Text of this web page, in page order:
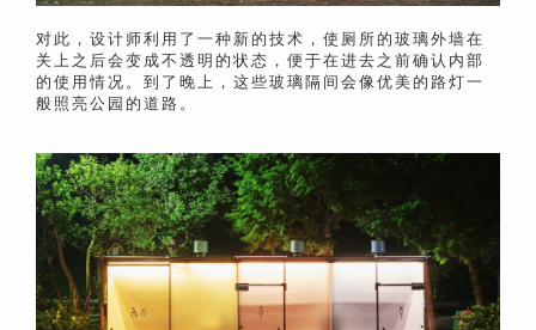
对此，设计师利用了一种新的技术，使厕所的玻璃外墙在
关上之后会变成不透明的状态，便于在进去之前确认内部
的使用情况。 到了晚上，这些玻璃隔间会像优美的路灯一
般照亮公园的道路。